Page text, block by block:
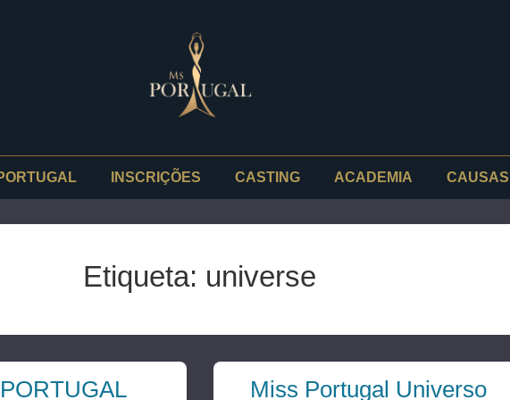
INSCRIÇÕES CASTING ACADEMIA CAUSAS
Etiqueta: universe
Miss Portugal Universo